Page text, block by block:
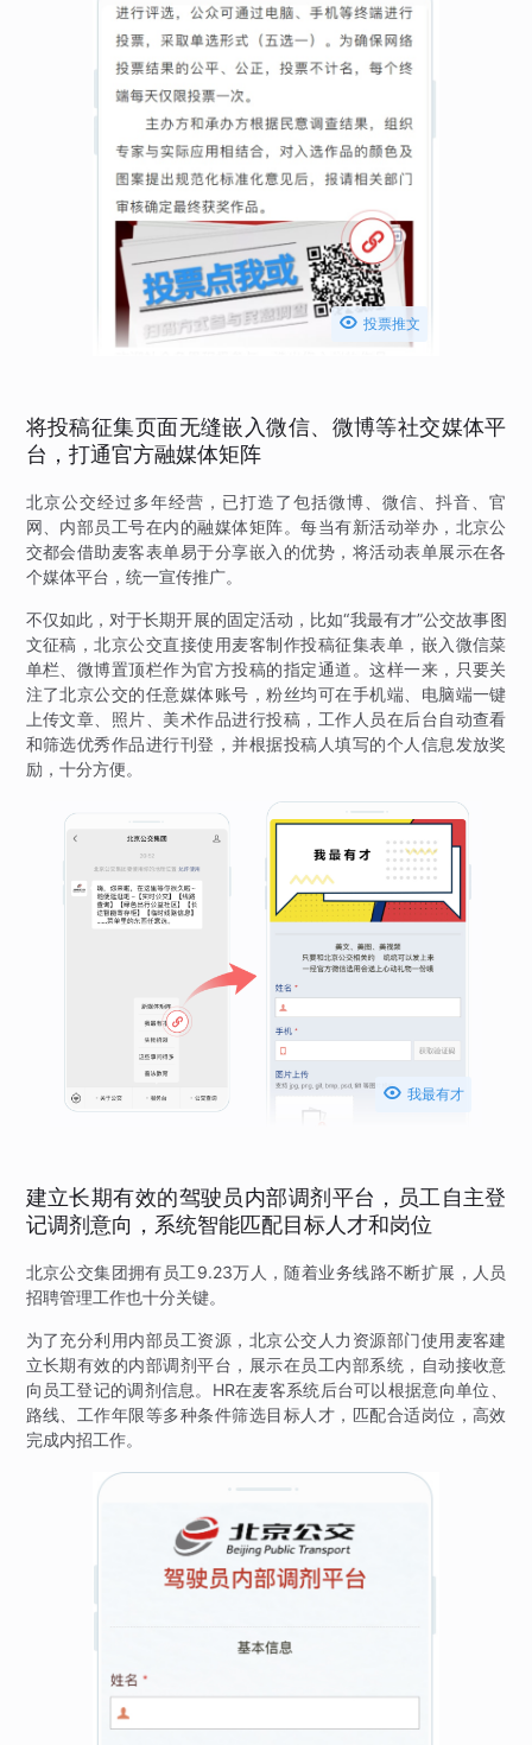
 投票推文
将投稿征集页面无缝嵌入微信、微博等社交媒体平
台，打通官方融媒体矩阵
北京公交经过多年经营，已打造了包括微博、微信、抖音、官
网、内部员工号在内的融媒体矩阵。每当有新活动举办，北京公
交都会借助麦客表单易于分享嵌入的优势，将活动表单展示在各
个媒体平台，统一宣传推广。
不仅如此，对于长期开展的固定活动，比如“我最有才”公交故事图
文征稿，北京公交直接使用麦客制作投稿征集表单，嵌入微信菜
单栏、微博置顶栏作为官方投稿的指定通道。这样一来，只要关
注了北京公交的任意媒体账号，粉丝均可在手机端、电脑端一键
上传文章、照片、美术作品进行投稿，工作人员在后台自动查看
和筛选优秀作品进行刊登，并根据投稿人填写的个人信息发放奖
励，十分方便。
 我最有才
建立长期有效的驾驶员内部调剂平台，员工自主登
记调剂意向，系统智能匹配目标人才和岗位
北京公交集团拥有员工9.23万人，随着业务线路不断扩展，人员
招聘管理工作也十分关键。
为了充分利用内部员工资源，北京公交人力资源部门使用麦客建
立长期有效的内部调剂平台，展示在员工内部系统，自动接收意
向员工登记的调剂信息。HR在麦客系统后台可以根据意向单位、
路线、工作年限等多种条件筛选目标人才，匹配合适岗位，高效
完成内招工作。